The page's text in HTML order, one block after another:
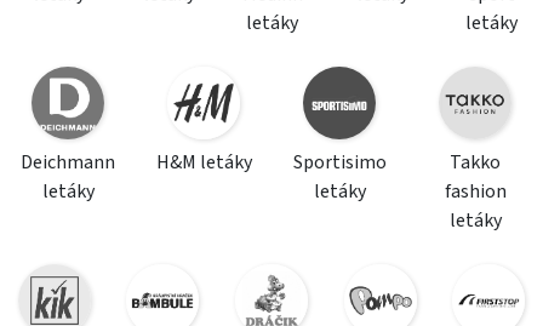
letáky
letáky
Deichmann
letáky
H&M letáky
Sportisimo
letáky
Takko
fashion
letáky